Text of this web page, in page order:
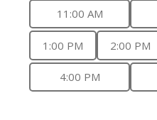
11:00 AM
1:00 PM 2:00 PM
4:00 PM